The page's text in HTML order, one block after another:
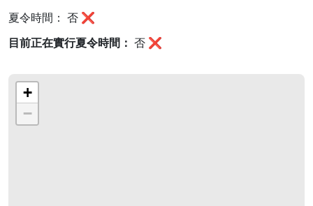
夏令時間： 否 ❌
目前正在實行夏令時間： 否 ❌
+
−